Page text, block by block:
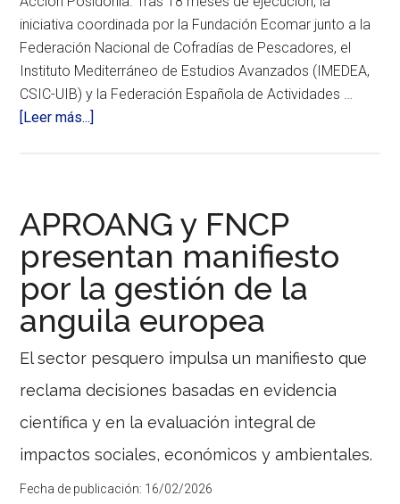
en
datos
científicos
y
análisis
socioeconómico.
La
Pesca
abrió
espacio
coordinación
iniciativa coordinada por la Fundación Ecomar junto a la
Federación Nacional de Cofradías de Pescadores, el
Instituto Mediterráneo de Estudios Avanzados (IMEDEA,
CSIC-UIB) y la Federación Española de Actividades …
[Leer más...]
culmina
18
meses
de
restauración
de
marinas
en
el
El
Acción
APROANG y FNCP
presentan manifiesto
por la gestión de la
anguila europea
El sector pesquero impulsa un manifiesto que
reclama decisiones basadas en evidencia
científica y en la evaluación integral de
impactos sociales, económicos y ambientales.
Fecha de publicación: 16/02/2026